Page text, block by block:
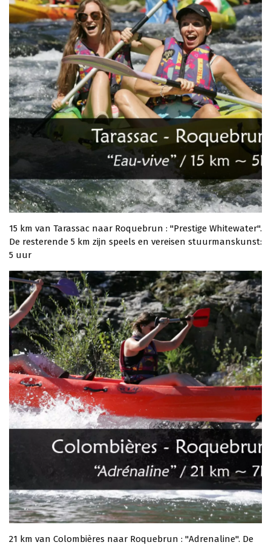
15 km van Tarassac naar Roquebrun : "Prestige Whitewater".
De resterende 5 km zijn speels en vereisen stuurmanskunst:
5 uur
21 km van Colombières naar Roquebrun : "Adrenaline". De